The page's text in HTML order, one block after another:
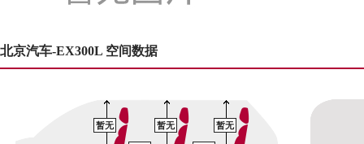
北京汽车-EX300L 空间数据
暂无 暂无 暂无